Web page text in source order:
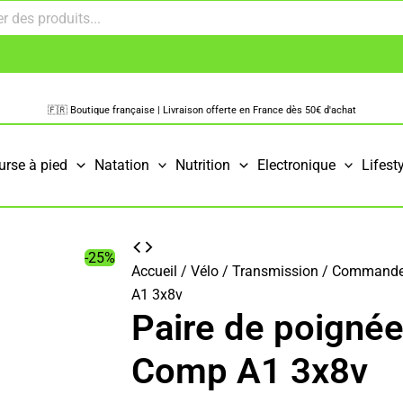
🇫🇷 Boutique française | Livraison offerte en France dès 50€ d'achat
à pied Natation Nutrition Electronique
-25%
Accueil / Vélo/ Transmission /
A1 3x8v
Paire de
Comp A1 3x8v